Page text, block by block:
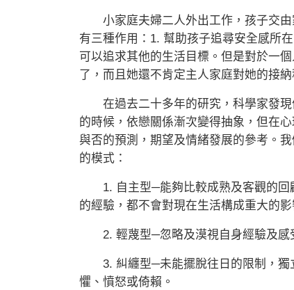
小家庭夫婦二人外出工作，孩子交由
有三種作用：1. 幫助孩子追尋安全感所
可以追求其他的生活目標。但是對於一
了，而且她還不肯定主人家庭對她的接
在過去二十多年的研究，科學家發現
的時候，依戀關係漸次變得抽象，但在
與否的預測，期望及情緒發展的參考。
的模式：
1. 自主型─能夠比較成熟及客觀的回
的經驗，都不會對現在生活構成重大的影
2. 輕蔑型─忽略及漠視自身經驗及感
3. 糾纏型─未能擺脫往日的限制，獨
懼、憤怒或倚賴。